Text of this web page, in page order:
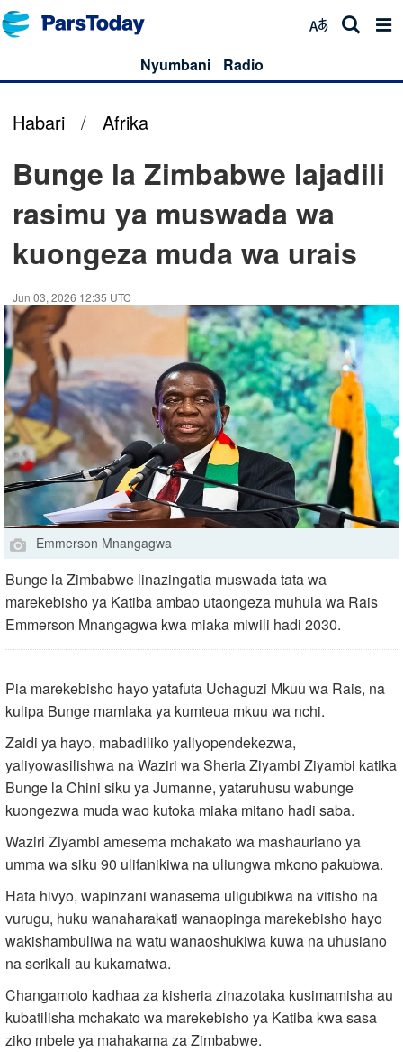
Nyumbani Radio
Habari / Afrika
Bunge la Zimbabwe lajadili
rasimu ya muswada wa
kuongeza muda wa urais
Jun 03, 2026 12:35 UTC
Emmerson Mnangagwa
Bunge la Zimbabwe linazingatia muswada tata wa
marekebisho ya Katiba ambao utaongeza muhula wa Rais
Emmerson Mnangagwa kwa miaka miwili hadi 2030.
Pia marekebisho hayo yatafuta Uchaguzi Mkuu wa Rais, na
kulipa Bunge mamlaka ya kumteua mkuu wa nchi.
Zaidi ya hayo, mabadiliko yaliyopendekezwa,
yaliyowasilishwa na Waziri wa Sheria Ziyambi Ziyambi katika
Bunge la Chini siku ya Jumanne, yataruhusu wabunge
kuongezwa muda wao kutoka miaka mitano hadi saba.
Waziri Ziyambi amesema mchakato wa mashauriano ya
umma wa siku 90 ulifanikiwa na uliungwa mkono pakubwa.
Hata hivyo, wapinzani wanasema uligubikwa na vitisho na
vurugu, huku wanaharakati wanaopinga marekebisho hayo
wakishambuliwa na watu wanaoshukiwa kuwa na uhusiano
na serikali au kukamatwa.
Changamoto kadhaa za kisheria zinazotaka kusimamisha au
kubatilisha mchakato wa marekebisho ya Katiba kwa sasa
ziko mbele ya mahakama za Zimbabwe.